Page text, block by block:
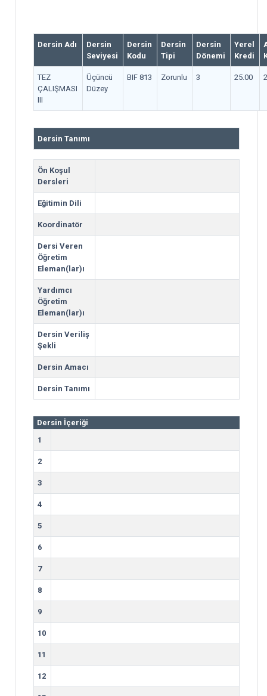
Dersin Adı
Dersin
Seviyesi
Dersin
Kodu
Dersin
Tipi
Dersin
Dönemi
Yerel
Kredi
TEZ
ÇALIŞMASI
III
Üçüncü
Düzey
BIF 813 Zorunlu 3 25.00
Dersin Tanımı
Ön Koşul
Dersleri
Eğitimin Dili
Koordinatör
Dersi Veren
Öğretim
Eleman(lar)ı
Yardımcı
Öğretim
Eleman(lar)ı
Dersin Veriliş
Şekli
Dersin Amacı
Dersin Tanımı
Dersin İçeriği
1
2
3
4
5
6
7
8
9
10
11
12